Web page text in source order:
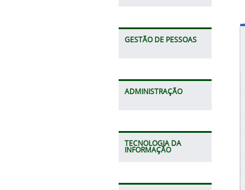
GESTÃO DE PESSOAS
ADMINISTRAÇÃO
TECNOLOGIA DA
INFORMAÇÃO